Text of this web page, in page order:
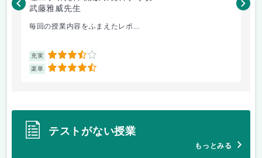
武藤雅威先生
毎回の授業内容をふまえたレポ...
充実 3.5
楽単 4.5
高
テストがない授業
もっとみる